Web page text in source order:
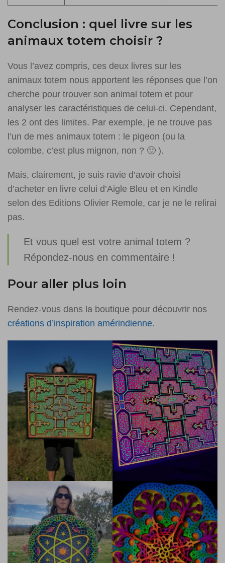
Conclusion : quel livre sur les
animaux totem choisir ?
Vous l’avez compris, ces deux livres sur les
animaux totem nous apportent les réponses que l’on
cherche pour trouver son animal totem et pour
analyser les caractéristiques de celui-ci. Cependant,
les 2 ont des limites. Par exemple, je ne trouve pas
l’un de mes animaux totem : le pigeon (ou la
colombe, c’est plus mignon, non ? 🙂 ).
Mais, clairement, je suis ravie d’avoir choisi
d’acheter en livre celui d’Aigle Bleu et en Kindle
selon des Editions Olivier Remole, car je ne le relirai
pas.
Et vous quel est votre animal totem ?
Répondez-nous en commentaire !
Pour aller plus loin
Rendez-vous dans la boutique pour découvrir nos
créations d’inspiration amérindienne.